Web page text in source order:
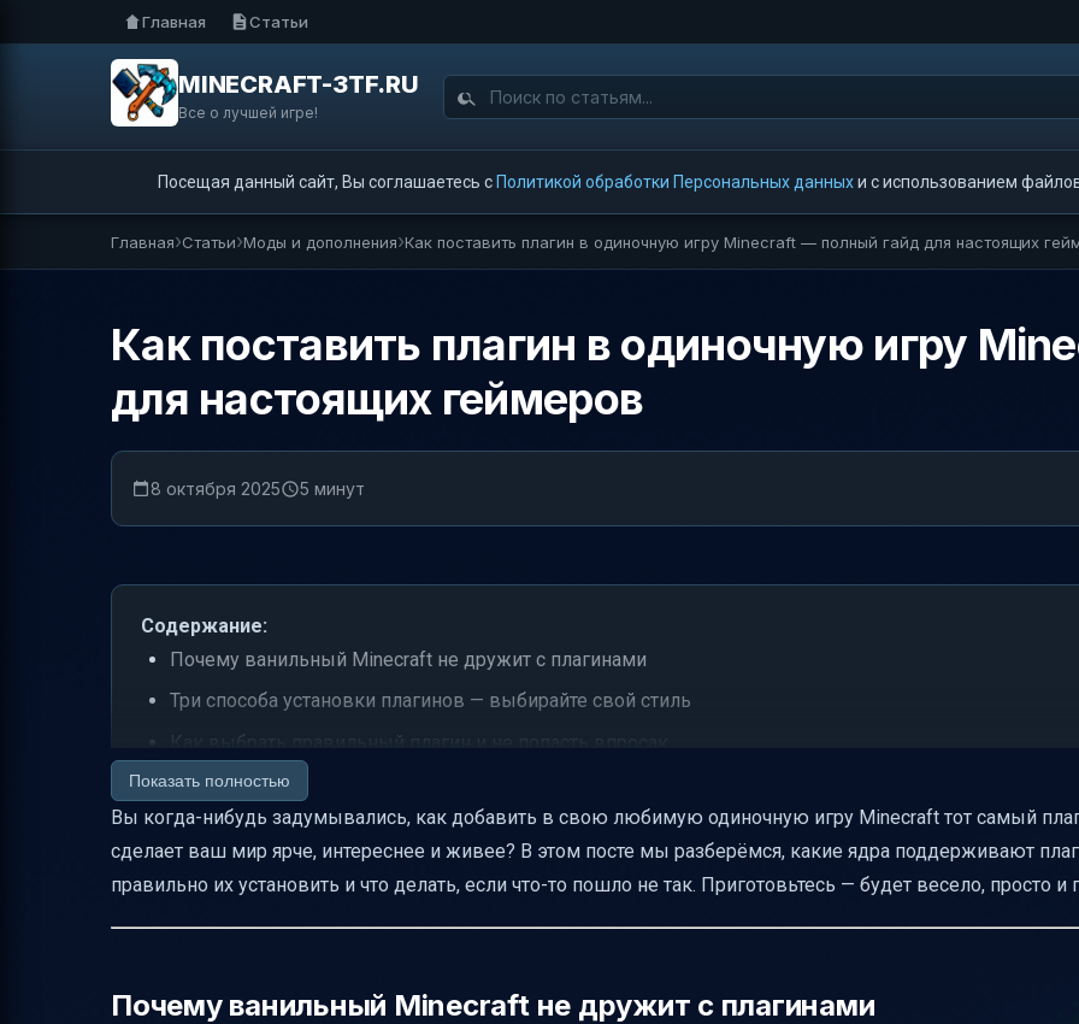
Главная Статьи
MINECRAFT-3TF.RU
Все о лучшей игре!
Посещая данный сайт, Вы соглашаетесь с Политикой обработки Персональных данныхи с использованием
Главная Статьи Моды и дополнения Как поставить плагин в одиночную игру Minecraft — полный гайд для настоящих
Как поставить плагин в одиночную игру
для настоящих геймеров
8 октября 2025 5 минут
Содержание:
Почему ванильный Minecraft не дружит с плагинами
Три способа установки плагинов — выбирайте свой стиль
Как выбрать правильный плагин и не попасть впросак
Что делать после установки плагина
Практические советы для безопасности и стабильности
Частые ошибки и как их избежать
Показать полностью
Вы когда-нибудь задумывались, как добавить в свою любимую одиночную игру Minecraft тот самый
сделает ваш мир ярче, интереснее и живее? В этом посте мы разберёмся, какие ядра поддерживают
правильно их установить и что делать, если что-то пошло не так. Приготовьтесь — будет весело, просто и
Почему ванильный Minecraft не дружит с плагинами